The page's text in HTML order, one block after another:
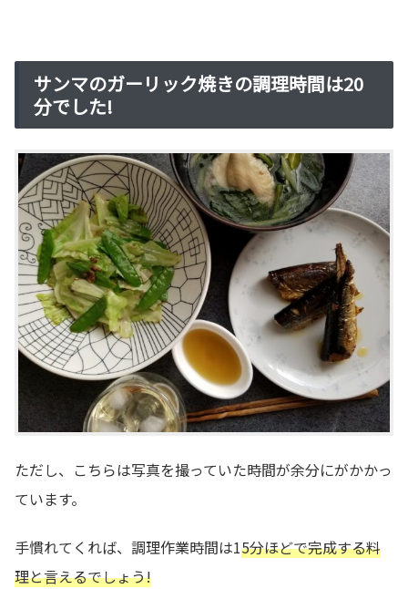
サンマのガーリック焼きの調理時間は20
分でした!
ただし、こちらは写真を撮っていた時間が余分にがかかっ
ています。
手慣れてくれば、調理作業時間は15分ほどで完成する料
理と言えるでしょう!